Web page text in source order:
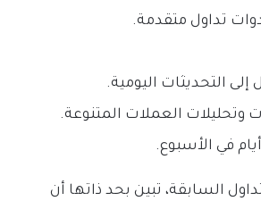
تداول متقدمة.
إلى التحديثات اليومية.
العملات المتنوعة.
السابقة، تبين بحد ذاتها أن